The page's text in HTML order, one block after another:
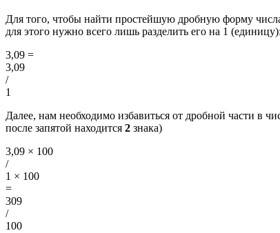
Для того, чтобы найти простейшую дробную форму
для этого нужно всего лишь разделить его на 1 (единицу):
3,09 =
3,09
/
1
Далее, нам необходимо избавиться от дробной части в
после запятой находится 2 знака)
3,09 × 100
/
1 × 100
=
309
/
100